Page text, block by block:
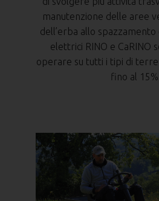
manutenzione delle aree
dell’erba allo
elettrici RINO e CaRINO
operare su tutti i tipi di
fino al 15%.